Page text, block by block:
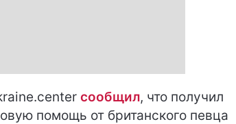
сообщил, что получил
помощь от британского певца